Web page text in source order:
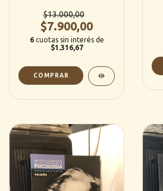
$13.000,00
$7.900,00
6 cuotas sin interés de
$1.316,67